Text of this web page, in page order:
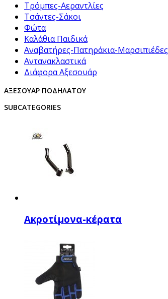
Τρόμπες-Αεραντλίες
Τσάντες-Σάκοι
Φώτα
Καλάθια Παιδικά
Αναβατήρες-Πατηράκια-Μαρσιπιέδες
Αντανακλαστικά
Διάφορα Αξεσουάρ
ΑΞΕΣΟΥΆΡ ΠΟΔΗΛΆΤΟΥ
SUBCATEGORIES
Ακροτίμονα-κέρατα